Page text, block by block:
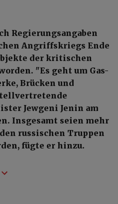
Regierungsangaben
Angriffskriegs Ende
der kritischen
"Es geht um Gas-
Brücken und
Jewgeni Jenin am
Insgesamt seien mehr
russischen Truppen
fügte er hinzu.